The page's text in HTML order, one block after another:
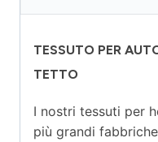
TESSUTO PER
TETTO
I nostri tessuti per
più grandi